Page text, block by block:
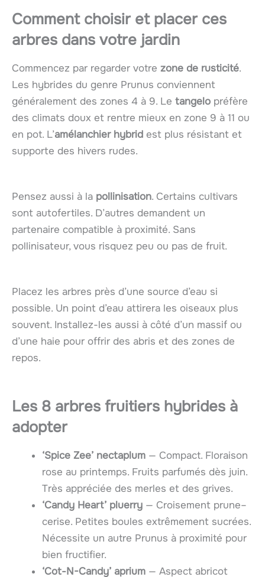
Comment choisir et placer ces
arbres dans votre jardin
Commencez par regarder votre zone de rusticité.
Les hybrides du genre Prunus conviennent
généralement des zones 4 à 9. Le tangelo préfère
des climats doux et rentre mieux en zone 9 à 11 ou
en pot. L’amélanchier hybrid est plus résistant et
supporte des hivers rudes.
Pensez aussi à la pollinisation. Certains cultivars
sont autofertiles. D’autres demandent un
partenaire compatible à proximité. Sans
pollinisateur, vous risquez peu ou pas de fruit.
Placez les arbres près d’une source d’eau si
possible. Un point d’eau attirera les oiseaux plus
souvent. Installez-les aussi à côté d’un massif ou
d’une haie pour offrir des abris et des zones de
repos.
Les 8 arbres fruitiers hybrides à
adopter
‘Spice Zee’ nectaplum — Compact. Floraison
rose au printemps. Fruits parfumés dès juin.
Très appréciée des merles et des grives.
‘Candy Heart’ pluerry — Croisement prune–
cerise. Petites boules extrêmement sucrées.
Nécessite un autre Prunus à proximité pour
bien fructifier.
‘Cot-N-Candy’ aprium — Aspect abricot